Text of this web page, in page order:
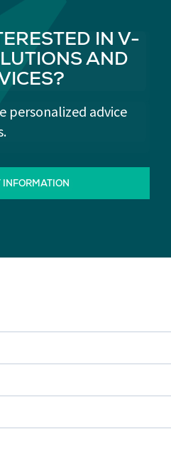
IN V-
AND
personalized advice
INFORMATION